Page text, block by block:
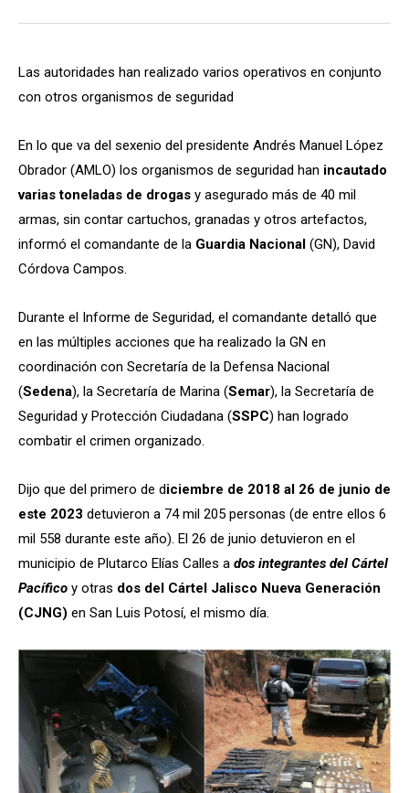
Las autoridades han realizado varios operativos en conjunto
con otros organismos de seguridad
En lo que va del sexenio del presidente Andrés Manuel López
Obrador (AMLO) los organismos de seguridad han incautado
varias toneladas de drogas y asegurado más de 40 mil
armas, sin contar cartuchos, granadas y otros artefactos,
informó el comandante de la Guardia Nacional (GN), David
Córdova Campos.
Durante el Informe de Seguridad, el comandante detalló que
en las múltiples acciones que ha realizado la GN en
coordinación con Secretaría de la Defensa Nacional
(Sedena), la Secretaría de Marina (Semar), la Secretaría de
Seguridad y Protección Ciudadana (SSPC) han logrado
combatir el crimen organizado.
Dijo que del primero de diciembre de 2018 al 26 de junio de
este 2023 detuvieron a 74 mil 205 personas (de entre ellos 6
mil 558 durante este año). El 26 de junio detuvieron en el
municipio de Plutarco Elías Calles a dos integrantes del Cártel
Pacífico y otras dos del Cártel Jalisco Nueva Generación
(CJNG) en San Luis Potosí, el mismo día.